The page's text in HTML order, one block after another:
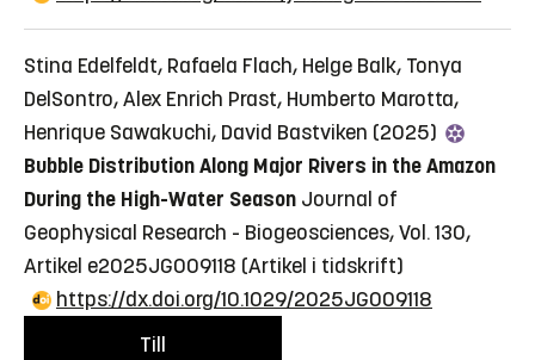
Stina Edelfeldt, Rafaela Flach, Helge Balk, Tonya
DelSontro, Alex Enrich Prast, Humberto Marotta,
Henrique Sawakuchi, David Bastviken (2025)
Bubble Distribution Along Major Rivers in the Amazon
During the High-Water Season Journal of
Geophysical Research - Biogeosciences, Vol. 130,
Artikel e2025JG009118 (Artikel i tidskrift)
https://dx.doi.org/10.1029/2025JG009118
Till